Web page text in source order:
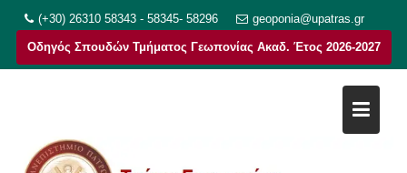
στο
περιεχόμενο
(+30) 26310 58343 - 58345- 58296 geoponia@upatras.gr
Οδηγός Σπουδών Τμήματος Γεωπονίας Ακαδ. Έτος 2026-2027